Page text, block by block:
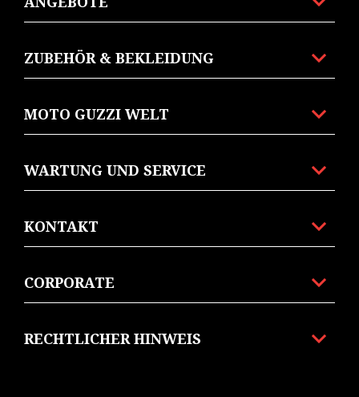
ZUBEHÖR & BEKLEIDUNG
MOTO GUZZI WELT
WARTUNG UND SERVICE
KONTAKT
CORPORATE
RECHTLICHER HINWEIS